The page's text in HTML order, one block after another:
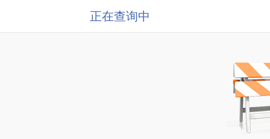
正在查询中